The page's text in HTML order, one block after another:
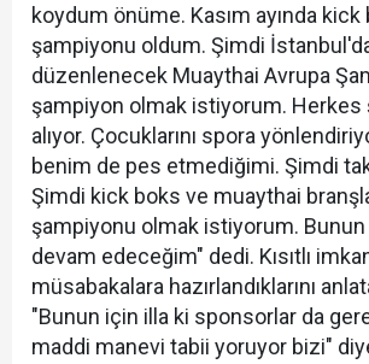
koydum önüme. Kasım ayında
şampiyonu oldum. Şimdi
düzenlenecek Muaythai Avrupa
şampiyon olmak istiyorum. Herkes
alıyor. Çocuklarını spora
benim de pes etmediğimi. Şimdi
Şimdi kick boks ve muaythai
şampiyonu olmak istiyorum. Bunun
devam edeceğim" dedi. Kısıtlı
müsabakalara hazırlandıklarını
"Bunun için illa ki sponsorlar da
maddi manevi tabii yoruyor bizi"